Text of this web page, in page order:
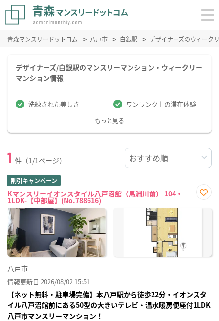
青森マンスリードットコム 八戸市 白銀駅 デザイナーズのウィーク
デザイナーズ/白銀駅のマンスリーマンション・ウィークリー
マンション情報
洗練された美しさ ワンランク上の滞在体験
もっと見る
1 件（1/1ページ）
割引キャンペーン
Kマンスリーイオンスタイル八戸沼館（馬淵川前） 104・
1LDK-【中部屋】(No.788616)
に入
八戸市
情報更新日 2026/08/02 15:51
【ネット無料・駐車場完備】本八戸駅から徒歩22分・イオンスタ
イル八戸沼館前にある50型の大きいテレビ・温水暖房便座付1LDK
八戸市マンスリーマンション！